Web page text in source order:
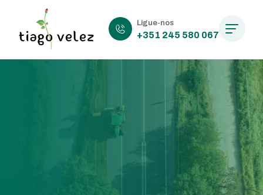
Ligue-nos
+351 245 580 067